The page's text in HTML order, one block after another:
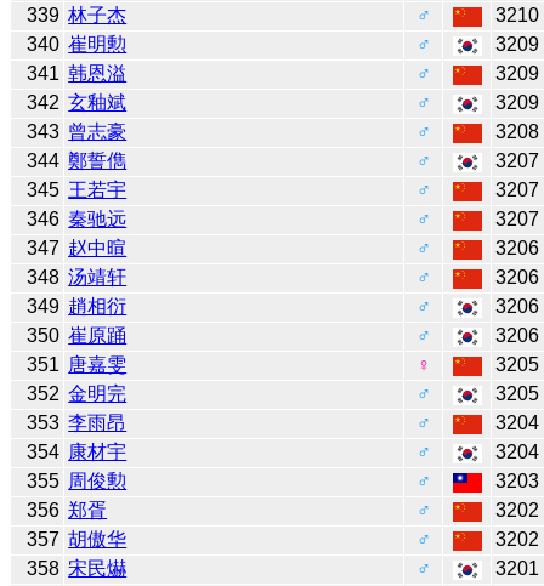
339 林子杰 ♂
3210
340 崔明勲 ♂
3209
341 韩恩溢 ♂
3209
342 玄釉斌 ♂
3209
343 曾志豪 ♂
3208
344 鄭誓儁 ♂
3207
345 王若宇 ♂
3207
346 秦驰远 ♂
3207
347 赵中暄 ♂
3206
348 汤靖轩 ♂
3206
349 趙相衍 ♂
3206
350 崔原踊 ♂
3206
351 唐嘉雯 ♀
3205
352 金明完 ♂
3205
353 李雨昂 ♂
3204
354 康材宇 ♂
3204
355 周俊勲 ♂
3203
356 郑胥 ♂
3202
357 胡傲华 ♂
3202
358 宋民爀 ♂
3201